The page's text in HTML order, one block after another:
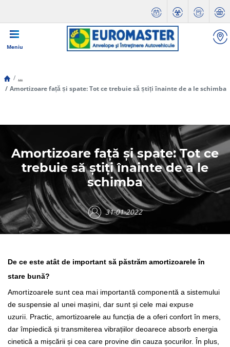
Meniu
...
Amortizoare față și spate: Tot ce trebuie să știți înainte de a le schimba
Amortizoare față și spate: Tot ce
trebuie să știți înainte de a le
schimba
31-01-2022
De ce este atât de important să păstrăm amortizoarele în
stare bună?
Amortizoarele sunt cea mai importantă componentă a sistemului
de suspensie al unei mașini, dar sunt și cele mai expuse
uzurii. Practic, amortizoarele au funcția de a oferi confort în mers,
dar împiedică și transmiterea vibrațiilor deoarece absorb energia
cinetică a mișcării și cea care provine din cauza șocurilor. În plus,